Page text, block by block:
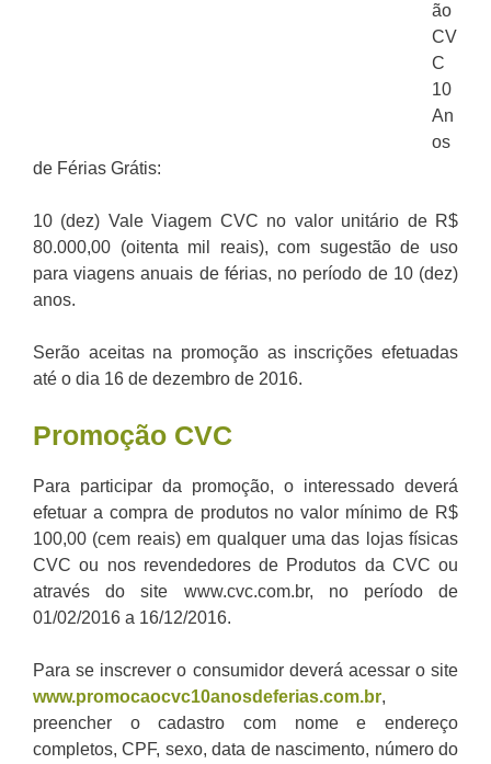
ão
CV
C
10
An
os
de Férias Grátis:
10 (dez) Vale Viagem CVC no valor unitário de R$
80.000,00 (oitenta mil reais), com sugestão de uso
para viagens anuais de férias, no período de 10 (dez)
anos.
Serão aceitas na promoção as inscrições efetuadas
até o dia 16 de dezembro de 2016.
Promoção CVC
Para participar da promoção, o interessado deverá
efetuar a compra de produtos no valor mínimo de R$
100,00 (cem reais) em qualquer uma das lojas físicas
CVC ou nos revendedores de Produtos da CVC ou
através do site www.cvc.com.br, no período de
01/02/2016 a 16/12/2016.
Para se inscrever o consumidor deverá acessar o site
www.promocaocvc10anosdeferias.com.br,
preencher o cadastro com nome e endereço
completos, CPF, sexo, data de nascimento, número do